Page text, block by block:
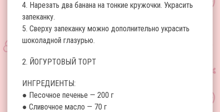
4. Нарезать два банана на тонкие кружочки. Украсить
запеканку.
5. Сверху запеканку можно дополнительно украсить
шоколадной глазурью.
2. ЙОГУРТОВЫЙ ТОРТ
ИНГРЕДИЕНТЫ:
● Песочное печенье — 200 г
● Сливочное масло — 70 г